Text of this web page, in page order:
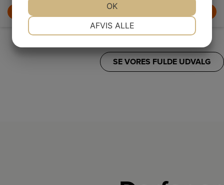
LÆG I KURV
SE VORES FULDE UDVALG
AFVIS ALLE
OK